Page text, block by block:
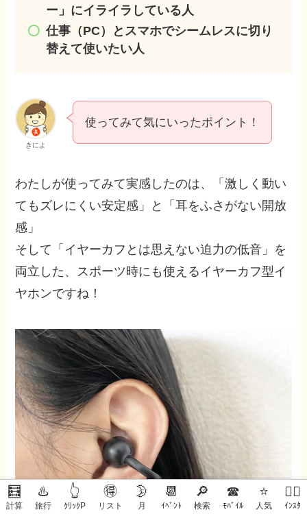
🧮
計算
♨️
旅行
👆
ｸﾘｯｸP
🉐
リスト
🌛
月
📆
ｲﾍﾞﾝﾄ
🔎
検索
☎
ﾓﾊﾞｲﾙ
⭐
人気
🙋‍♀️
ｲﾝｽﾀ
ー」にイライラしている人
仕事（PC）とスマホでシームレスに切り
替えて使いたい人
きによ
使ってみて気にいったポイント！
わたしが使ってみて実感したのは、「激しく動い
てもズレにくい安定感」と「耳をふさがない開放
感」
そして「イヤーカフとは思えない迫力の低音」を
両立した、スポーツ時にも使えるイヤーカフ型イ
ヤホンですね！